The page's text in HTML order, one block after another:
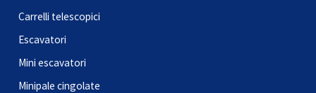
Carrelli telescopici
Escavatori
Mini escavatori
Minipale cingolate